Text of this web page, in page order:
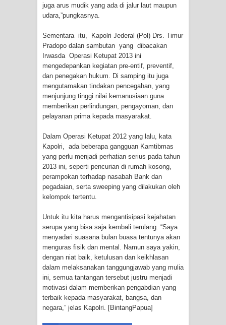
Cenderawasih di Ujung Timur
Indonesia
Profil Lengkap Aceh, Provinsi
Istimewa di Ujung Sumatera
Hamadi Jayapura Selatan
Gempa M3,3 Guncang Nabire, BMKG
Imbau Waspada Susulan
Mama-Mama Pasar Lama Sentani
Protes Tumpukan Sampah dengan
Menghambur ke Tengah Jalan
Polres Jayapura Terima Laporan
Hilangnya Agustina Ester Bonsapia
juga arus mudik yang ada di jalur laut maupun
udara,”pungkasnya.
Sementara itu, Kapolri Jederal (Pol) Drs. Timur
Pradopo dalan sambutan yang dibacakan
Irwasda Operasi Ketupat 2013 ini
mengedepankan kegiatan pre-entif, preventif,
dan penegakan hukum. Di samping itu juga
mengutamakan tindakan pencegahan, yang
menjunjung tinggi nilai kemanusiaan guna
memberikan perlindungan, pengayoman, dan
pelayanan prima kepada masyarakat.
Dalam Operasi Ketupat 2012 yang lalu, kata
Kapolri, ada beberapa gangguan Kamtibmas
yang perlu menjadi perhatian serius pada tahun
2013 ini, seperti pencurian di rumah kosong,
perampokan terhadap nasabah Bank dan
pegadaian, serta sweeping yang dilakukan oleh
kelompok tertentu.
Untuk itu kita harus mengantisipasi kejahatan
serupa yang bisa saja kembali terulang. “Saya
menyadari suasana bulan buasa tentunya akan
menguras fisik dan mental. Namun saya yakin,
dengan niat baik, ketulusan dan keikhlasan
dalam melaksanakan tanggungjawab yang mulia
ini, semua tantangan tersebut justru menjadi
motivasi dalam memberikan pengabdian yang
terbaik kepada masyarakat, bangsa, dan
negara,” jelas Kapolri. [BintangPapua]